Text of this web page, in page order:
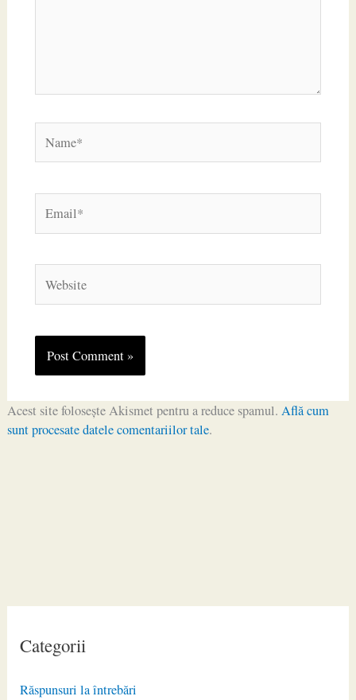
Categorii
Răspunsuri la întrebări
Acest site folosește Akismet pentru a reduce spamul. Află cum
sunt procesate datele comentariilor tale.